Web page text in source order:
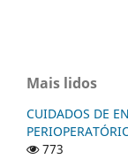
Mais lidos
CUIDADOS DE
773